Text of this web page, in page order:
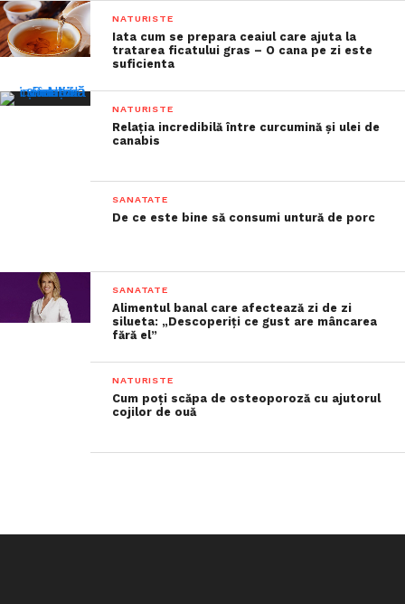
NATURISTE
Iata cum se prepara ceaiul care ajuta la
tratarea ficatului gras – O cana pe zi este
suficienta
NATURISTE
Relația incredibilă între curcumină și ulei de
canabis
SANATATE
De ce este bine să consumi untură de porc
SANATATE
Alimentul banal care afectează zi de zi
silueta: „Descoperiți ce gust are mâncarea
fără el”
NATURISTE
Cum poți scăpa de osteoporoză cu ajutorul
cojilor de ouă